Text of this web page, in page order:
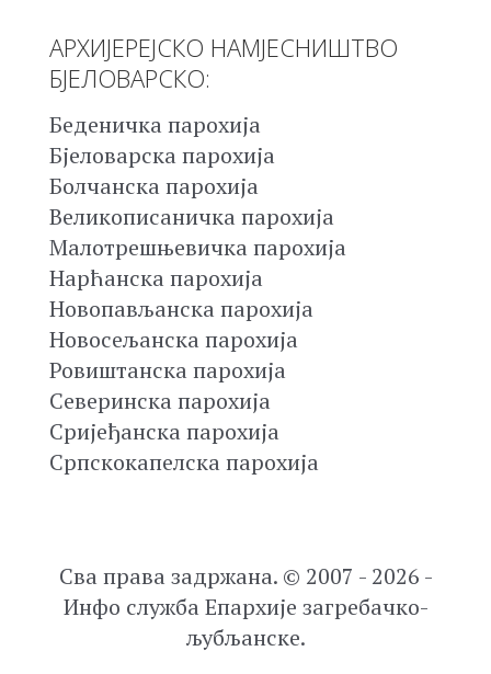
АРХИЈЕРЕЈСКО НАМЈЕСНИШТВО
БЈЕЛОВАРСКО:
Беденичка парохија
Бјеловарска парохија
Болчанска парохија
Великописаничка парохија
Малотрешњевичка парохија
Нарћанска парохија
Новопављанска парохија
Новосељанска парохија
Ровиштанска парохија
Северинска парохија
Сријеђанска парохија
Српскокапелска парохија
Сва права задржана. © 2007 - 2026 -
Инфо служба Епархије загребачко-
љубљанске.